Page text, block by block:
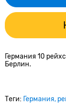
Германия 10
Берлин.
Теги: Германия